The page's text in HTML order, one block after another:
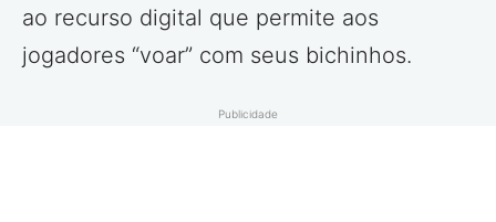
ao recurso digital que permite aos
jogadores “voar” com seus bichinhos.
Publicidade